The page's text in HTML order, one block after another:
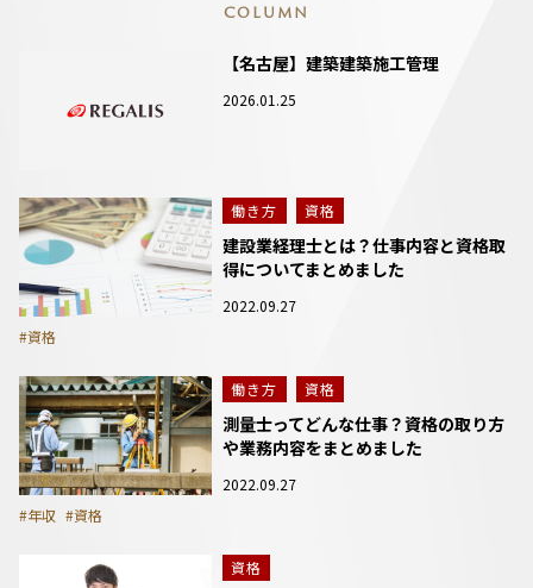
COLUMN
【名古屋】建築建築施工管理
2026.01.25
働き方 資格
建設業経理士とは？仕事内容と資格取
得についてまとめました
2022.09.27
#資格
働き方 資格
測量士ってどんな仕事？資格の取り方
や業務内容をまとめました
2022.09.27
#年収 #資格
資格